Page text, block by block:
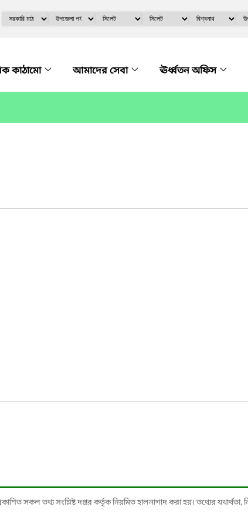
কাঠামো আমাদের সেবা ঊর্ধ্বতন অফিস
সকল তথ্য সংশ্লিষ্ট দপ্তর কর্তৃক নিয়মিত হালনাগাদ করা হয়। তথ্যের যথার্থতা,